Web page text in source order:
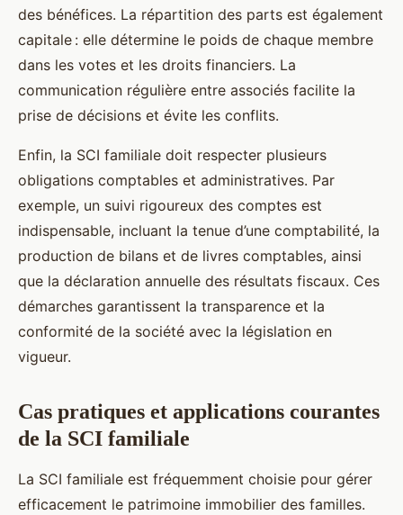
des bénéfices. La répartition des parts est également
capitale : elle détermine le poids de chaque membre
dans les votes et les droits financiers. La
communication régulière entre associés facilite la
prise de décisions et évite les conflits.
Enfin, la SCI familiale doit respecter plusieurs
obligations comptables et administratives. Par
exemple, un suivi rigoureux des comptes est
indispensable, incluant la tenue d’une comptabilité, la
production de bilans et de livres comptables, ainsi
que la déclaration annuelle des résultats fiscaux. Ces
démarches garantissent la transparence et la
conformité de la société avec la législation en
vigueur.
Cas pratiques et applications courantes
de la SCI familiale
La SCI familiale est fréquemment choisie pour gérer
efficacement le patrimoine immobilier des familles.